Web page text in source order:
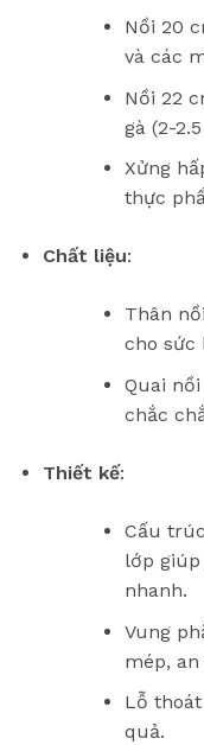
Nồi 20
và các
Nồi 22
gà (2-
Xửng
thực
Chất liệu:
Thân
cho sức
Quai
chắc
Thiết kế:
Cấu
lớp
nhanh.
Vung
mép,
Lỗ
quả.